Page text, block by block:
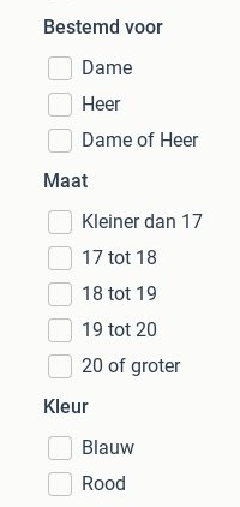
Bestemd voor
Dame
Heer
Dame of Heer
Maat
Kleiner dan 17
17 tot 18
18 tot 19
19 tot 20
20 of groter
Kleur
Blauw
Rood